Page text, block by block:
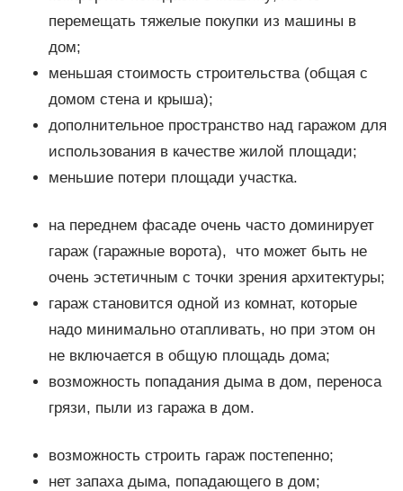
перемещать тяжелые покупки из машины в
дом;
меньшая стоимость строительства (общая с
домом стена и крыша);
дополнительное пространство над гаражом для
использования в качестве жилой площади;
меньшие потери площади участка.
на переднем фасаде очень часто доминирует
гараж (гаражные ворота), что может быть не
очень эстетичным с точки зрения архитектуры;
гараж становится одной из комнат, которые
надо минимально отапливать, но при этом он
не включается в общую площадь дома;
возможность попадания дыма в дом, переноса
грязи, пыли из гаража в дом.
возможность строить гараж постепенно;
нет запаха дыма, попадающего в дом;